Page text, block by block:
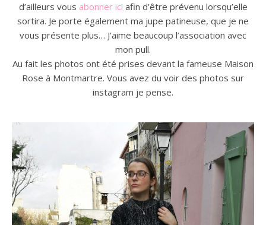
d’ailleurs vous abonner ici afin d’être prévenu lorsqu’elle
sortira. Je porte également ma jupe patineuse, que je ne
vous présente plus… J’aime beaucoup l’association avec
mon pull.
Au fait les photos ont été prises devant la fameuse Maison
Rose à Montmartre. Vous avez du voir des photos sur
instagram je pense.